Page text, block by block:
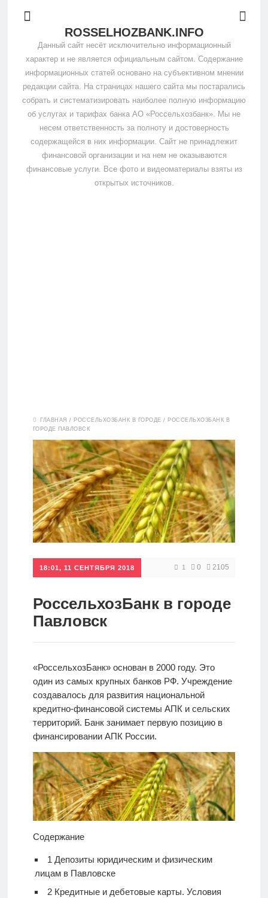
ROSSELHOZBANK.INFO
Данный сайт несёт исключительно информационный
характер и не является официальным сайтом. Содержание
информационных статей основано на субъективном мнении
редакции сайта. На страницах нашего сайта мы постарались
собрать и систематизировать наиболее полную информацию
об услугах и тарифах банка АО «Россельхозбанк». Мы не
несем ответственность за полноту и достоверность
содержащейся в них информации. Сайт не принадлежит
финансовой организации и на нем не оказываются
финансовые услуги. Все фото и видеоматериалы взяты из
открытых источников.
Дебетовые
карты
Кредитные
карты
Кредиты
Ипотеки
ГЛАВНАЯ / РОССЕЛЬХОЗБАНК В ГОРОДЕ / РОССЕЛЬХОЗБАНК В
ГОРОДЕ ПАВЛОВСК
18:01, 11 СЕНТЯБРЯ 2018 1 0 2105
РоссельхозБанк в городе
Павловск
«РоссельхозБанк» основан в 2000 году. Это
один из самых крупных банков РФ. Учреждение
создавалось для развития национальной
кредитно-финансовой системы АПК и сельских
территорий. Банк занимает первую позицию в
финансировании АПК России.
Содержание
1 Депозиты юридическим и физическим
лицам в Павловске
2Кредитные и дебетовые карты. Условия